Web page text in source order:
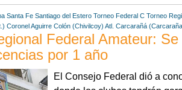
Santa Fe Santiago del Estero Torneo Federal C Torneo
Coronel Aguirre Colón (Chivilcoy) Atl. Carcarañá
Federal Amateur:
por 1 año
El Consejo Federal dió a